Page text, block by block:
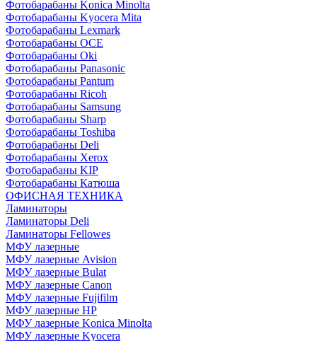
Фотобарабаны Konica Minolta
Фотобарабаны Kyocera Mita
Фотобарабаны Lexmark
Фотобарабаны OCE
Фотобарабаны Oki
Фотобарабаны Panasonic
Фотобарабаны Pantum
Фотобарабаны Ricoh
Фотобарабаны Samsung
Фотобарабаны Sharp
Фотобарабаны Toshiba
Фотобарабаны Deli
Фотобарабаны Xerox
Фотобарабаны KIP
Фотобарабаны Катюша
ОФИСНАЯ ТЕХНИКА
Ламинаторы
Ламинаторы Deli
Ламинаторы Fellowes
МФУ лазерные
МФУ лазерные Avision
МФУ лазерные Bulat
МФУ лазерные Canon
МФУ лазерные Fujifilm
МФУ лазерные HP
МФУ лазерные Konica Minolta
МФУ лазерные Kyocera